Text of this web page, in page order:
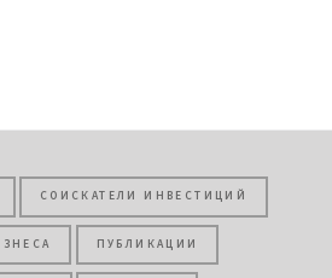
СОИСКАТЕЛИ ИНВЕСТИЦИЙ
ПУБЛИКАЦИИ